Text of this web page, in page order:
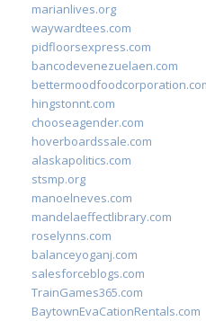
marianlives.org
waywardtees.com
pidfloorsexpress.com
bancodevenezuelaen.com
hingstonnt.com
chooseagender.com
hoverboardssale.com
alaskapolitics.com
stsmp.org
manoelneves.com
mandelaeffectlibrary.com
roselynns.com
balanceyoganj.com
salesforceblogs.com
TrainGames365.com
BaytownEvaCationRentals.com